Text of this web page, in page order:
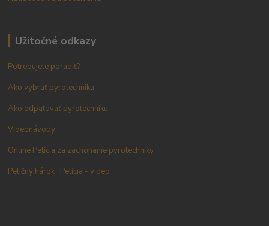
Užitočné odkazy
Potrebujete poradiť?
Ako vybrať pyrotechniku
Ako odpaľovať pyrotechniku
Videonávody
Online Petícia za zachonanie pyrotechniky
Petičný hárok Petícia - video